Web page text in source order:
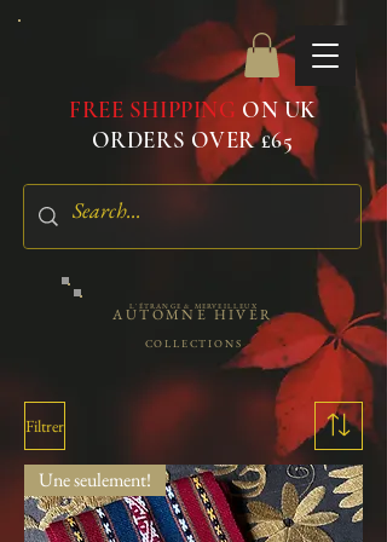
FREE SHIPPING ON UK
ORDERS OVER £65
L'ÉTRANGE & MERVEILLEUX
AUTOMNE HIVER
COLLECTIONS
Filtrer
Une seulement!